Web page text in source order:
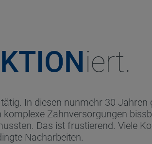
iert.
In diesen nunmehr 30 Jahren
Zahnversorgungen
Das ist frustierend. Viele
Nacharbeiten.